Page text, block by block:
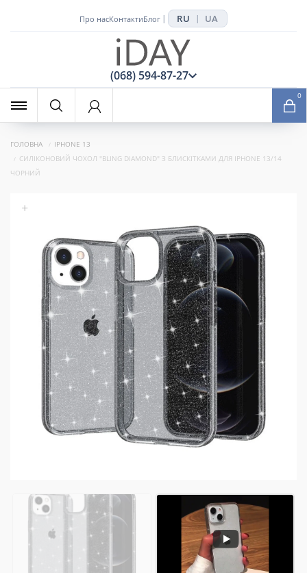
Про насКонтактиБлог | RU | UA
(068) 594-87-27
0
ГОЛОВНА
IPHONE 13
СИЛІКОНОВИЙ ЧОХОЛ "BLING DIAMOND" З БЛИСКІТКАМИ ДЛЯ IPHONE 13/14
ЧОРНИЙ
+